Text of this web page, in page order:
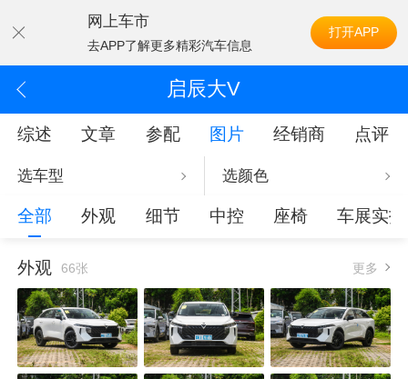
网上车市
去APP了解更多精彩汽车信息
打开APP
启辰大V
综述 文章 参配 图片 经销商 点评
选车型 选颜色
全部 外观 细节 中控 座椅 车展实拍
外观 66张 更多